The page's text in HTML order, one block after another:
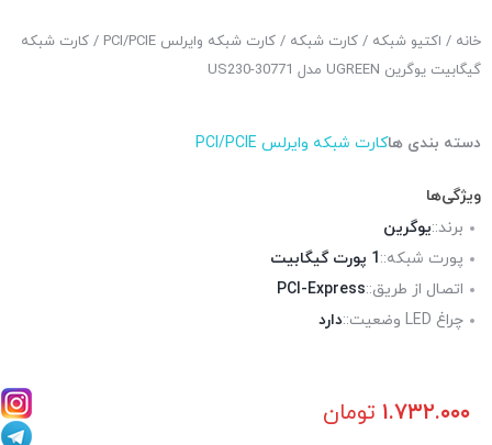
خانه / اکتیو شبکه / کارت شبکه / کارت شبکه وایرلس PCI/PCIE
/ کارت شبکه
گیگابیت یوگرین UGREEN مدل US230-30771
دسته بندی هاکارت شبکه وایرلس PCI/PCIE
ویژگی‌ها
برند::یوگرین
پورت شبکه::1 پورت گیگابیت
اتصال از طریق::PCI-Express
چراغ LED وضعیت::
دارد
۱.۷۳۲.۰۰۰ تومان